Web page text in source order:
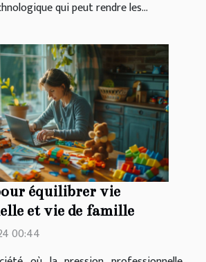
qui peut rendre les...
équilibrer vie
et vie de famille
00:44